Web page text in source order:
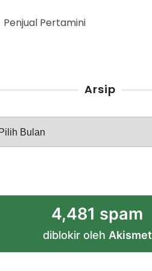
Penjual Pertamini
Arsip
4,481 spam
diblokir oleh Akismet